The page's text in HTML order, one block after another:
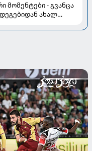
მომენტები - გვანცა
ახალ